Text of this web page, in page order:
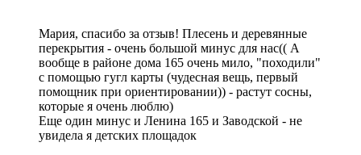
Мария, спасибо за отзыв! Плесень и деревянные
перекрытия - очень большой минус для нас(( А
вообще в районе дома 165 очень мило, "походили"
с помощью гугл карты (чудесная вещь, первый
помощник при ориентировании)) - растут сосны,
которые я очень люблю)
Еще один минус и Ленина 165 и Заводской - не
увидела я детских площадок